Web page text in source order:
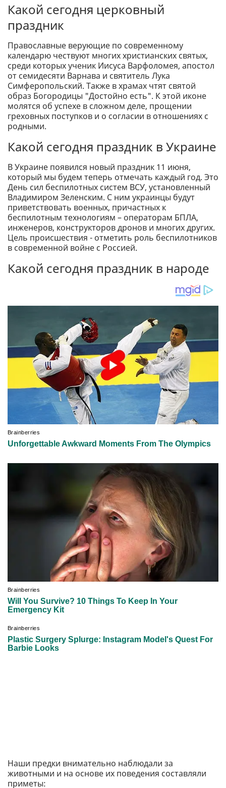
Какой сегодня церковный
праздник
Православные верующие по современному
календарю чествуют многих христианских святых,
среди которых ученик Иисуса Варфоломея, апостол
от семидесяти Варнава и святитель Лука
Симферопольский. Также в храмах чтят святой
образ Богородицы "Достойно есть". К этой иконе
молятся об успехе в сложном деле, прощении
греховных поступков и о согласии в отношениях с
родными.
Какой сегодня праздник в Украине
В Украине появился новый праздник 11 июня,
который мы будем теперь отмечать каждый год. Это
День сил беспилотных систем ВСУ, установленный
Владимиром Зеленским. С ним украинцы будут
приветствовать военных, причастных к
беспилотным технологиям – операторам БПЛА,
инженеров, конструкторов дронов и многих других.
Цель происшествия - отметить роль беспилотников
в современной войне с Россией.
Какой сегодня праздник в народе
Наши предки внимательно наблюдали за
животными и на основе их поведения составляли
приметы: